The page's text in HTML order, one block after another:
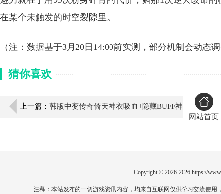
在某个未触发的时空裂隙里。
（注：数据基于3月20日14:00前实测，部分机制会动态
猜你喜欢
上一篇： 韩版中变传奇倚天神衣吸血+隐藏BUFF神
网站首页
Copyright © 2026-2026 https://
注释：本站发布的一切游戏资讯内容，均来自互联网仅供学习交流使